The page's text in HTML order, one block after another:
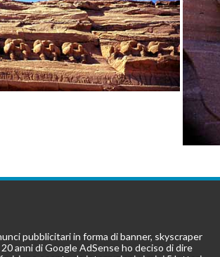
pubblicitari in forma di banner, skyscraper
anni di Google AdSense ho deciso di dire